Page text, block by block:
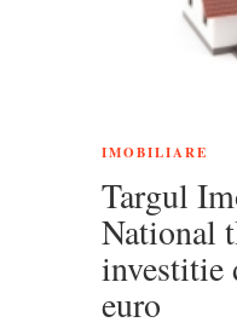
IMOBILIARE
Targul
National
investitie
euro